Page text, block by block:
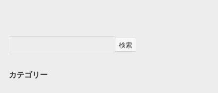
検索
カテゴリー